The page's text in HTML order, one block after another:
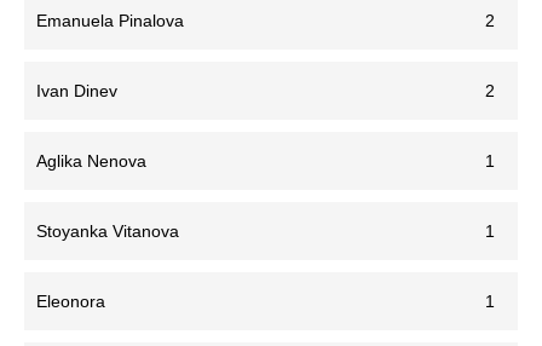
Emanuela Pinalova 2
Ivan Dinev 2
Aglika Nenova 1
Stoyanka Vitanova 1
Eleonora 1